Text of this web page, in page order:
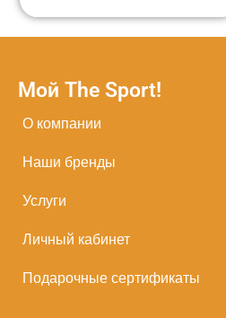
Мой The Sport!
О компании
Наши бренды
Услуги
Личный кабинет
Подарочные сертификаты